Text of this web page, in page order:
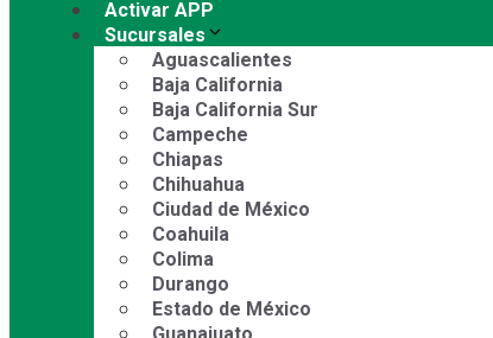
Activar APP
Sucursales
Aguascalientes
Baja California
Baja California Sur
Campeche
Chiapas
Chihuahua
Ciudad de México
Coahuila
Colima
Durango
Estado de México